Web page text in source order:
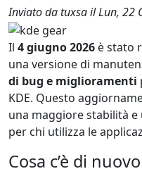
Inviato datuxsailLun, 22
Il 4 giugno 2026 è stato
una versione di
di bug e miglioramenti
KDE. Questo
una maggiore stabilità e
per chi utilizza le
Cosa c’è di